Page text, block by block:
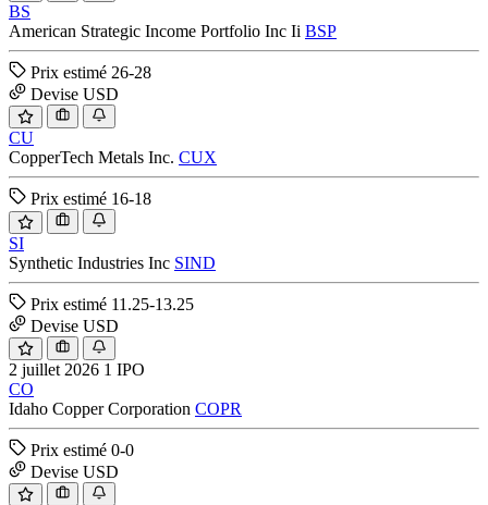
BS
American Strategic Income Portfolio Inc Ii BSP
Prix estimé 26-28
Devise USD
CU
CopperTech Metals Inc. CUX
Prix estimé 16-18
SI
Synthetic Industries Inc SIND
Prix estimé 11.25-13.25
Devise USD
2 juillet 2026 1 IPO
CO
Idaho Copper Corporation COPR
Prix estimé 0-0
Devise USD